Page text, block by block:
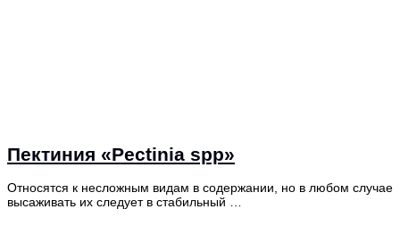
Пектиния «Pectinia spp»
Относятся к несложным видам в содержании, но в любом случае
высаживать их следует в стабильный …